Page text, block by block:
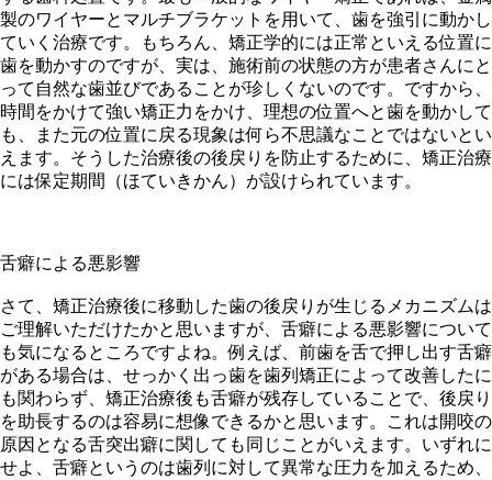
製のワイヤーとマルチブラケットを用いて、歯を強引に動かし
ていく治療です。もちろん、矯正学的には正常といえる位置に
歯を動かすのですが、実は、施術前の状態の方が患者さんにと
って自然な歯並びであることが珍しくないのです。ですから、
時間をかけて強い矯正力をかけ、理想の位置へと歯を動かして
も、また元の位置に戻る現象は何ら不思議なことではないとい
えます。そうした治療後の後戻りを防止するために、矯正治療
には保定期間（ほていきかん）が設けられています。
舌癖による悪影響
さて、矯正治療後に移動した歯の後戻りが生じるメカニズムは
ご理解いただけたかと思いますが、舌癖による悪影響について
も気になるところですよね。例えば、前歯を舌で押し出す舌癖
がある場合は、せっかく出っ歯を歯列矯正によって改善したに
も関わらず、矯正治療後も舌癖が残存していることで、後戻り
を助長するのは容易に想像できるかと思います。これは開咬の
原因となる舌突出癖に関しても同じことがいえます。いずれに
せよ、舌癖というのは歯列に対して異常な圧力を加えるため、